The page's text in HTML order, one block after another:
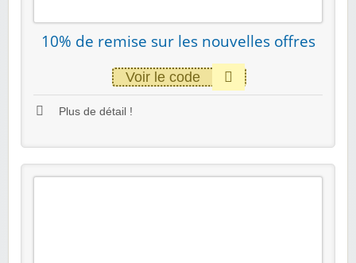
10% de remise sur les nouvelles offres
Voir le code
Plus de détail !